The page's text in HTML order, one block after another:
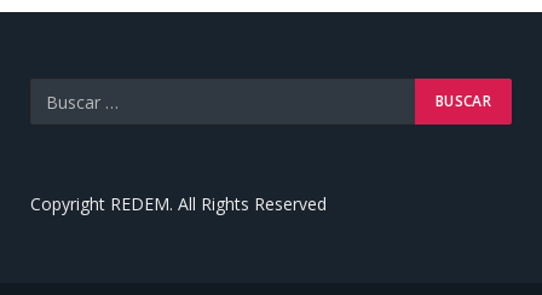
Copyright REDEM. All Rights Reserved